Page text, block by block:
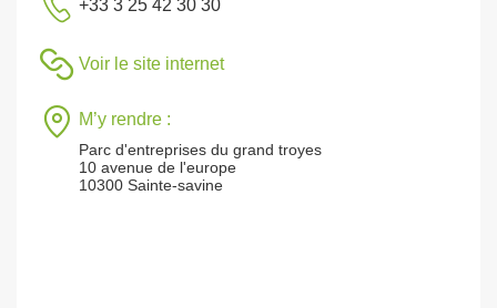
+33 3 25 42 30 30
Voir le site internet
M’y rendre :
Parc d'entreprises du grand troyes
10 avenue de l'europe
10300 Sainte-savine